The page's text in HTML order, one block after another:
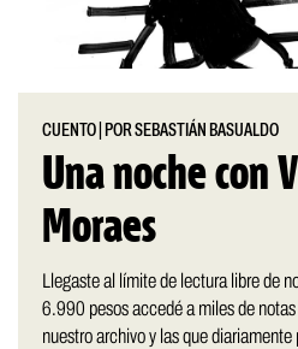
CUENTO POR SEBASTIÁN BASUALDO
Una noche con
Moraes
Llegaste al límite de lectura libre de
6.990 pesos accedé a miles de
nuestro archivo y las que